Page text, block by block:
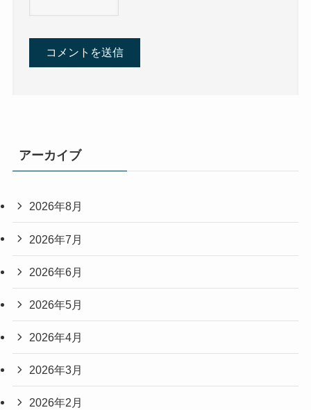
アーカイブ
2026年8月
2026年7月
2026年6月
2026年5月
2026年4月
2026年3月
2026年2月